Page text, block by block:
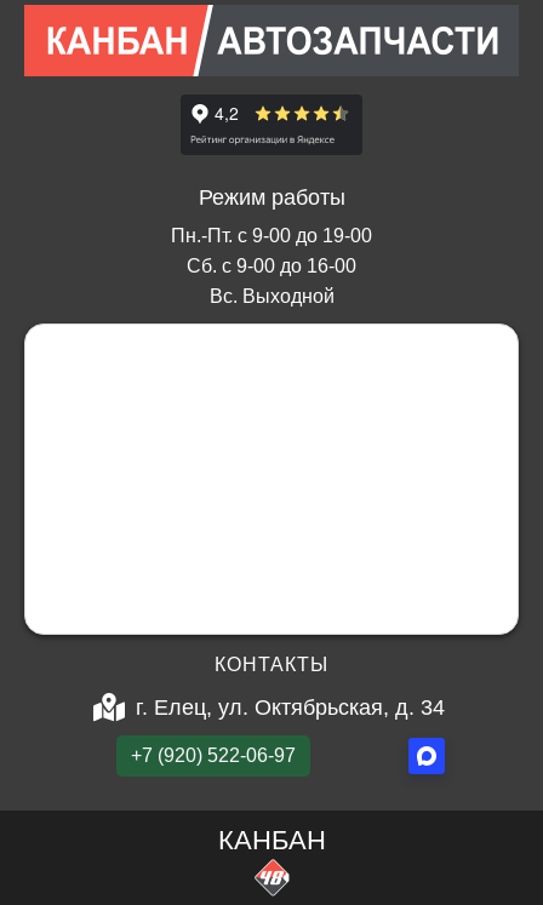
Режим работы
Пн.-Пт. с 9-00 до 19-00
Сб. с 9-00 до 16-00
Вс. Выходной
КОНТАКТЫ
г. Елец, ул. Октябрьская, д. 34
+7 (920) 522-06-97
КАНБАН